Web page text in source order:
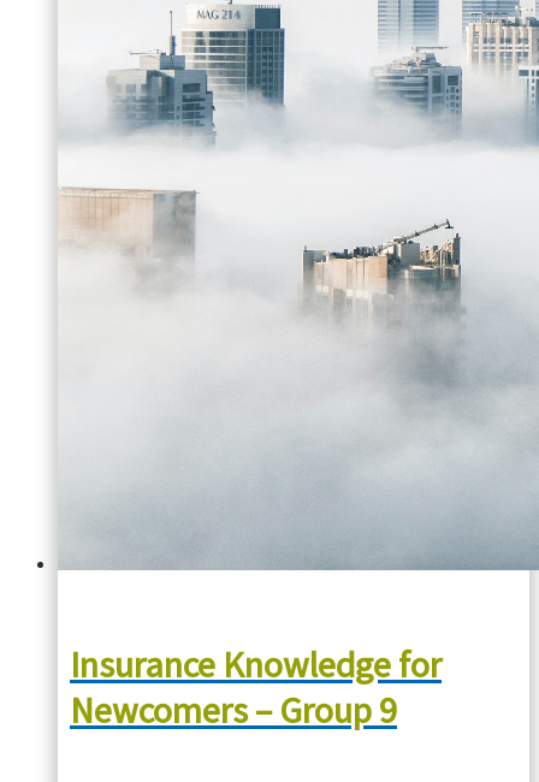
Insurance Knowledge for
Newcomers – Group 9